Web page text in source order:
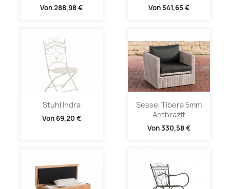
Von288,98 € Von 541,65 €
Stuhl Indra
Von 69,20 €
Sessel Tibera 5mm
Anthrazit
Von330,58 €